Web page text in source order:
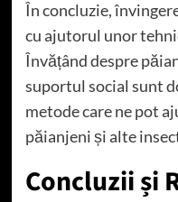
În concluzie,
cu ajutorul unor
Învățând despre
suportul social sunt
metode care ne pot
păianjeni și alte
Concluzii și